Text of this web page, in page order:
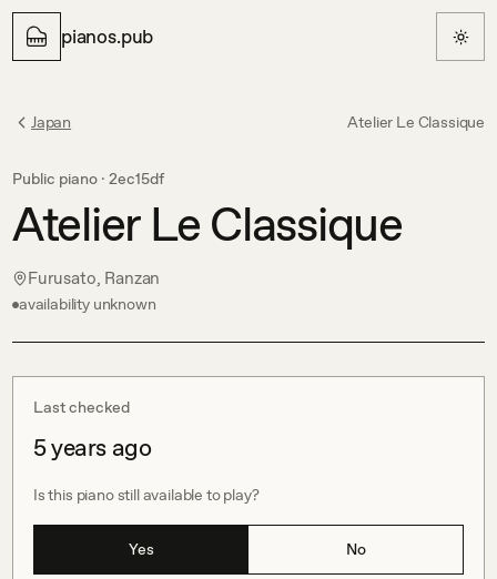
pianos.pub
Japan Atelier Le Classique
Public piano · 2ec15df
Atelier Le Classique
Furusato, Ranzan
availability unknown
Last checked
5 years ago
Is this piano still available to play?
Yes No